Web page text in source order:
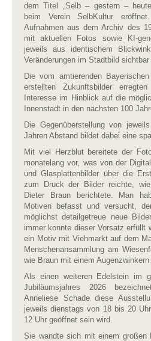
dem Titel „Selb – gestern –
beim Verein SelbKultur
Aufnahmen aus dem Archiv des
mit aktuellen Fotos sowie KI-
jeweils aus identischem
Veränderungen im Stadtbild sichtbar
Die vom amtierenden
erstellten Zukunftsbilder
Interesse im Hinblick auf die
Innenstadt in den nächsten 100
Die Gegenüberstellung von
Jahren Abstand bildet dabei eine
Mit viel Herzblut bereitete der
monatelang vor, was von der
und Glasplattenbilder über die
zum Druck der Bilder reichte, wie
Dieter Braun berichtete. Man
Motiven befasst und versucht,
möglichst detailgetreue neue
immer konnte dieser Vorsatz erfüllt
ein Motiv mit Viehmarkt auf dem
Menschenansammlung am
wie Braun mit einem Augenzwinkern
Als einen weiteren Edelstein im
Jubiläumsjahres 2026
Anneliese Schade diese
jeweils dienstags von 18 bis 20
12 Uhr geöffnet sein wird.
Sie wandte sich mit einem großen